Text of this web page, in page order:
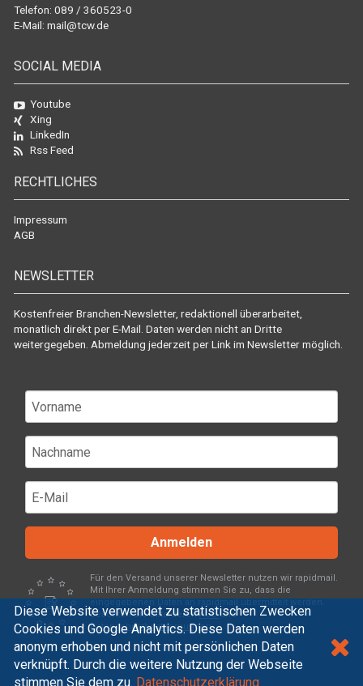
Diese Website verwendet zu statistischen Zwecken
Cookies und Google Analytics. Diese Daten werden
anonym erhoben und nicht mit persönlichen Daten
verknüpft. Durch die weitere Nutzung der Webseite
stimmen Sie dem zu. Datenschutzerklärung
Telefon: 089 / 360523-0
E-Mail: mail@tcw.de
SOCIAL MEDIA
Youtube
Xing
LinkedIn
Rss Feed
RECHTLICHES
Impressum
AGB
NEWSLETTER
Kostenfreier Branchen-Newsletter, redaktionell überarbeitet,
monatlich direkt per E-Mail. Daten werden nicht an Dritte
weitergegeben. Abmeldung jederzeit per Link im Newsletter möglich.
Anmelden
Für den Versand unserer Newsletter nutzen wir rapidmail.
Mit Ihrer Anmeldung stimmen Sie zu, dass die
eingegebenen Daten an rapidmail übermittelt werden.
Beachten Sie bitte derenAGBund
Datenschutzbestimmungen.